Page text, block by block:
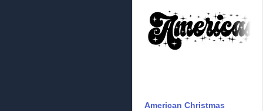
American Christmas